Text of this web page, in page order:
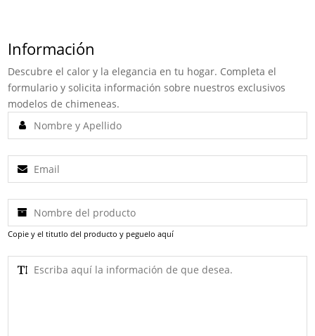
Información
Descubre el calor y la elegancia en tu hogar. Completa el
formulario y solicita información sobre nuestros exclusivos
modelos de chimeneas.
Copie y el titutlo del producto y peguelo aquí